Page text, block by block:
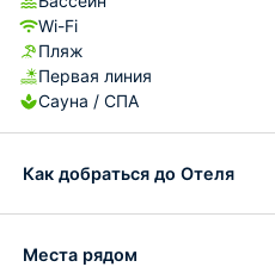
Wi-Fi
Пляж
Первая линия
Сауна / СПА
Как добраться до Отеля
Места рядом